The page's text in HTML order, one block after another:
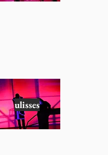
ulisses